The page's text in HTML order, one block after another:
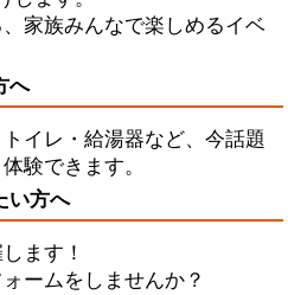
家族みんなで楽しめるイベ
へ
イレ・給湯器など、今話題
験できます。
い方へ
ます！
ームをしませんか？